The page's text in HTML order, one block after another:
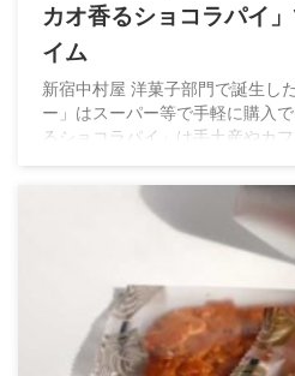
カオ香るショコラパイ
イム
新宿中村屋 洋菓子部門で誕生し
ー」はスーパー等で手軽に購入
るショコラパイ」は手土産やカ